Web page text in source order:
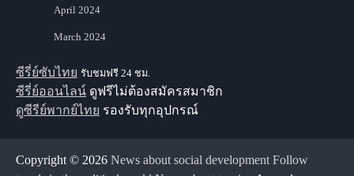
April 2024
March 2024
ซีรี่ย์ซับไทย รับชมฟรี 24 ชม.
ซีรี่ย์ออนไลน์ ดูฟรีไม่ต้องสมัครสมาชิก
ดูซีรีย์พากย์ไทย รองรับทุกอุปกรณ์
Copyright © 2026 News about social development Follow